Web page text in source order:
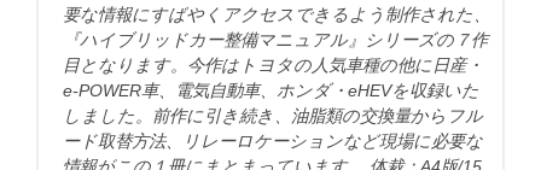
要な情報にすばやくアクセスできるよう制作された、
『ハイブリッドカー整備マニュアル』シリーズの７作
目となります。今作はトヨタの人気車種の他に日産・
e-POWER車、電気自動車、ホンダ・eHEVを収録いた
しました。前作に引き続き、油脂類の交換量からフル
ード取替方法、リレーロケーションなど現場に必要な